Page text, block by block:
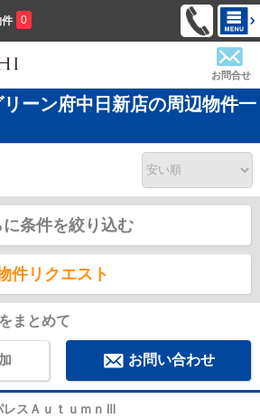
0
お問合せ
ーン府中日新店の周辺物件一
に条件を絞り込む
件リクエスト
まとめて
お問い合わせ
レスＡｕｔｕｍｎⅢ